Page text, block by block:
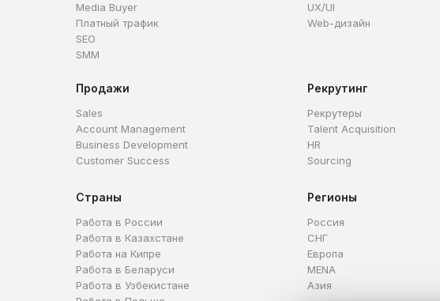
Media Buyer
Платный трафик
SEO
SMM
UX/UI
Web-дизайн
Продажи
Sales
Account Management
Business Development
Customer Success
Рекрутинг
Рекрутеры
Talent Acquisition
HR
Sourcing
Страны
Работа в России
Работа в Казахстане
Работа на Кипре
Работа в Беларуси
Работа в Узбекистане
Регионы
Россия
СНГ
Европа
MENA
Азия